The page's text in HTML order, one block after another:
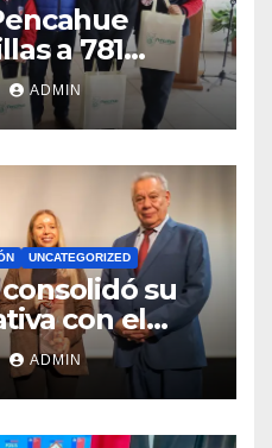
a 781
recursos del
ADMIN
UNCATEGORIZED
su
con el
Brotes 2026
ADMIN